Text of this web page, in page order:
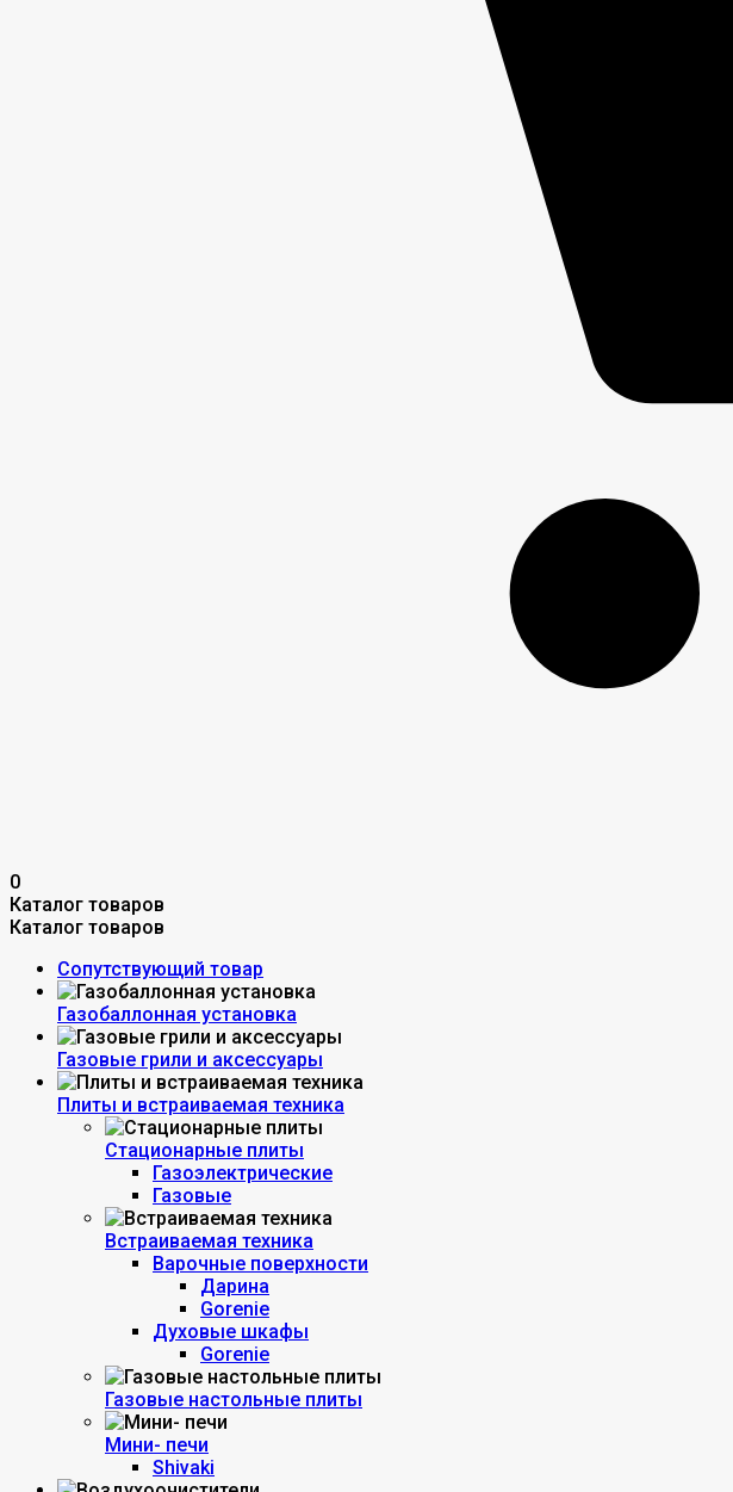
0
Каталог товаров
Каталог товаров
Сопутствующий товар
Газобаллонная установка
Газовые грили и аксессуары
Плиты и встраиваемая техника
Стационарные плиты
Газоэлектрические
Газовые
Встраиваемая техника
Варочные поверхности
Дарина
Gorenie
Духовые шкафы
Gorenie
Газовые настольные плиты
Мини- печи
Shivaki